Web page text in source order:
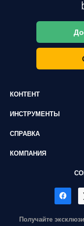
КОНТЕНТ
ИНСТРУМЕНТЫ
СПРАВКА
КОМПАНИЯ
Получайте